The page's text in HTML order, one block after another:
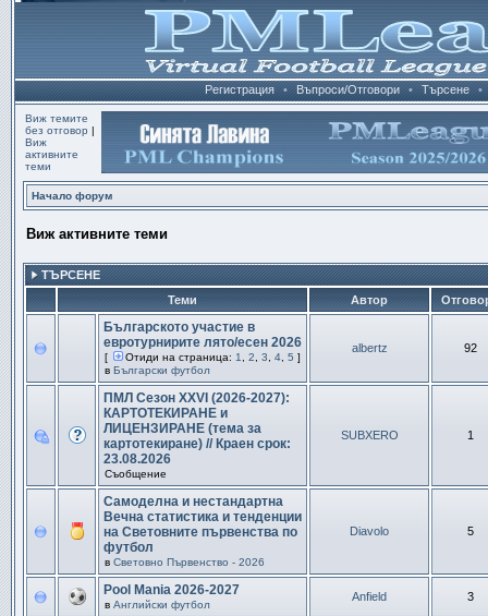
Регистрация • Въпроси/Отговори • Търсене •
Виж темите
без отговор |
Виж
активните
теми
Начало форум
Виж активните теми
ТЪРСЕНЕ
Теми
Автор
Българското участие в
евротурнирите лято/есен 2026
[ Отиди на страница: 1 2 3 4 5 ]
в Български футбол
albertz 92
ПМЛ Сезон XXVI (2026-2027):
КАРТОТЕКИРАНЕ и
ЛИЦЕНЗИРАНЕ (тема за
картотекиране) // Краен срок:
23.08.2026
Съобщение
SUBXERO 1
Самоделна и нестандартна
Вечна статистика и тенденции
на Световните първенства по
футбол
в Световно Първенство - 2026
Diavolo 5
Pool Mania 2026-2027
в Английски футбол
Anfield 3